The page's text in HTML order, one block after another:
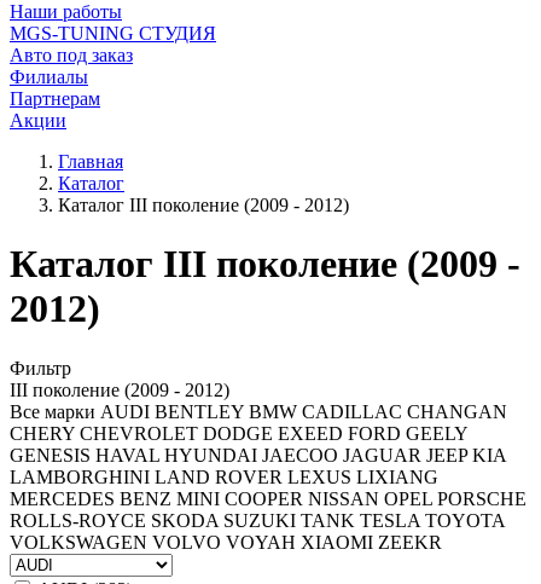
Наши работы
MGS-TUNING СТУДИЯ
Авто под заказ
Филиалы
Партнерам
Акции
Главная
Каталог
Каталог III поколение (2009 - 2012)
Каталог III поколение (2009 -
2012)
Фильтр
III поколение (2009 - 2012)
Все марки AUDI BENTLEY BMW CADILLAC CHANGAN
CHERY CHEVROLET DODGE EXEED FORD GEELY
GENESIS HAVAL HYUNDAI JAECOO JAGUAR JEEP KIA
LAMBORGHINI LAND ROVER LEXUS LIXIANG
MERCEDES BENZ MINI COOPER NISSAN OPEL PORSCHE
ROLLS-ROYCE SKODA SUZUKI TANK TESLA TOYOTA
VOLKSWAGEN VOLVO VOYAH XIAOMI ZEEKR